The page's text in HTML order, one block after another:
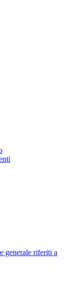
generale riferiti a